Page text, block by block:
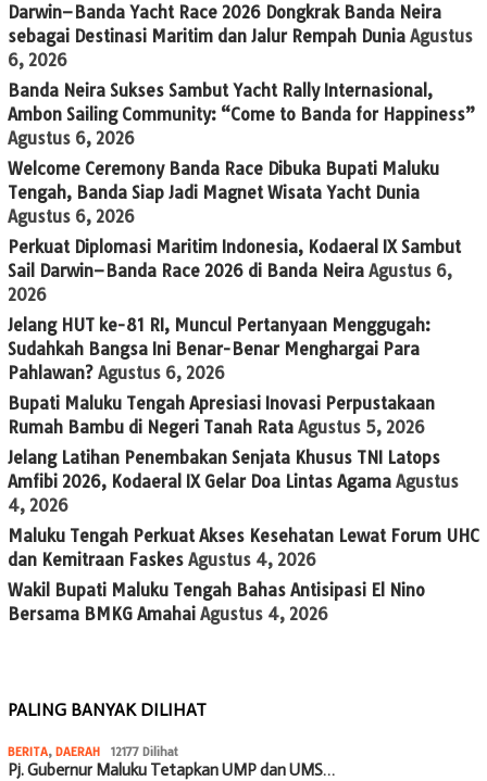
Darwin–Banda Yacht Race 2026 Dongkrak Banda Neira
sebagai Destinasi Maritim dan Jalur Rempah Dunia Agustus
6, 2026
Banda Neira Sukses Sambut Yacht Rally Internasional,
Ambon Sailing Community: “Come to Banda for Happiness”
Agustus 6, 2026
Welcome Ceremony Banda Race Dibuka Bupati Maluku
Tengah, Banda Siap Jadi Magnet Wisata Yacht Dunia
Agustus 6, 2026
Perkuat Diplomasi Maritim Indonesia, Kodaeral IX Sambut
Sail Darwin–Banda Race 2026 di Banda Neira Agustus 6,
2026
Jelang HUT ke-81 RI, Muncul Pertanyaan Menggugah:
Sudahkah Bangsa Ini Benar-Benar Menghargai Para
Pahlawan? Agustus 6, 2026
Bupati Maluku Tengah Apresiasi Inovasi Perpustakaan
Rumah Bambu di Negeri Tanah Rata Agustus 5, 2026
Jelang Latihan Penembakan Senjata Khusus TNI Latops
Amfibi 2026, Kodaeral IX Gelar Doa Lintas Agama Agustus
4, 2026
Maluku Tengah Perkuat Akses Kesehatan Lewat Forum UHC
dan Kemitraan Faskes Agustus 4, 2026
Wakil Bupati Maluku Tengah Bahas Antisipasi El Nino
Bersama BMKG Amahai Agustus 4, 2026
PALING BANYAK DILIHAT
BERITA, DAERAH 12177 Dilihat
Pj. Gubernur Maluku Tetapkan UMP dan UMS…